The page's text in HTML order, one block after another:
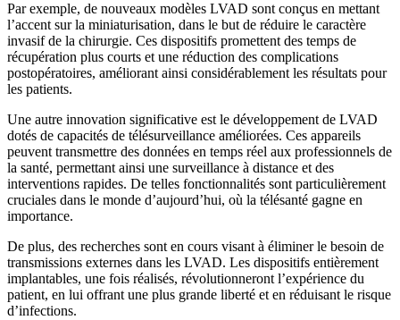
Par exemple, de nouveaux modèles LVAD sont conçus en mettant
l’accent sur la miniaturisation, dans le but de réduire le caractère
invasif de la chirurgie. Ces dispositifs promettent des temps de
récupération plus courts et une réduction des complications
postopératoires, améliorant ainsi considérablement les résultats pour
les patients.
Une autre innovation significative est le développement de LVAD
dotés de capacités de télésurveillance améliorées. Ces appareils
peuvent transmettre des données en temps réel aux professionnels de
la santé, permettant ainsi une surveillance à distance et des
interventions rapides. De telles fonctionnalités sont particulièrement
cruciales dans le monde d’aujourd’hui, où la télésanté gagne en
importance.
De plus, des recherches sont en cours visant à éliminer le besoin de
transmissions externes dans les LVAD. Les dispositifs entièrement
implantables, une fois réalisés, révolutionneront l’expérience du
patient, en lui offrant une plus grande liberté et en réduisant le risque
d’infections.